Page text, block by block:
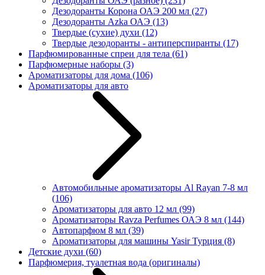
Дезодоранты Корона ОАЭ 200 мл (27)
Дезодоранты Azka ОАЭ (13)
Твердые (сухие) духи (12)
Твердые дезодоранты - антиперспиранты (17)
Парфюмированные спреи для тела (61)
Парфюмерные наборы (3)
Ароматизаторы для дома (106)
Ароматизаторы для авто
Автомобильные ароматизаторы Al Rayan 7-8 мл
(106)
Ароматизаторы для авто 12 мл (99)
Ароматизаторы Ravza Perfumes ОАЭ 8 мл (144)
Автопарфюм 8 мл (39)
Ароматизаторы для машины Yasir Турция (8)
Детские духи (60)
Парфюмерия, туалетная вода (оригиналы)